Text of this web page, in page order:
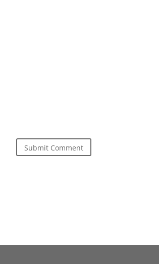
Submit Comment